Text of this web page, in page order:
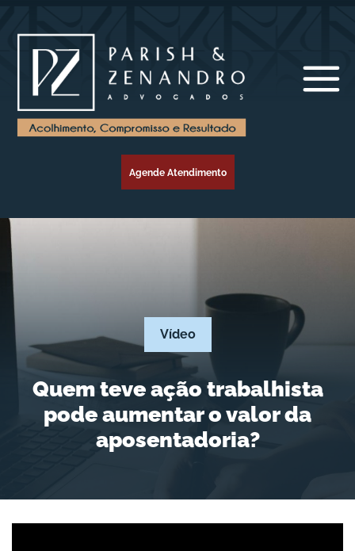
Agende Atendimento
Vídeo
Quem teve ação trabalhista
pode aumentar o valor da
aposentadoria?